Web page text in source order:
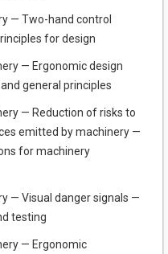
— Two-hand control
for design
— Ergonomic design
general principles
— Reduction of risks to
emitted by machinery —
for machinery
— Visual danger signals —
testing
— Ergonomic